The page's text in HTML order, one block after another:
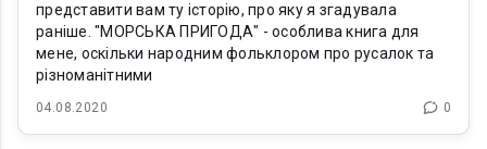
представити вам ту історію, про яку я згадувала
раніше. "МОРСЬКА ПРИГОДА" - особлива книга для
мене, оскільки народним фольклором про русалок та
різноманітними
04.08.2020 0